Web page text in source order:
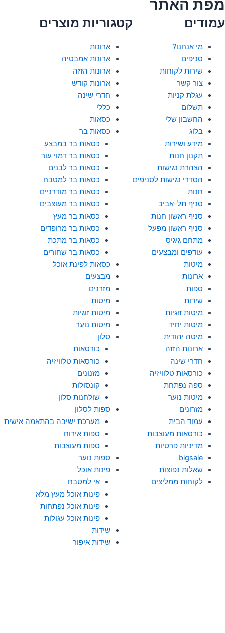
מפת האתר
עמודים
מי אנחנו?
סניפים
שירות לקוחות
צור קשר
עגלת קניות
תשלום
החשבון שלי
בלוג
מידע ושירות
תקנון חנות
הצהרת נגישות
הסדרי נגישות לסניפים
חנות
סניף תל-אביב
סניף ראשון חנות
סניף ראשון מפעל
מתחם גיגיס
עודפים ומבצעים
מיטות
ארונות
ספות
שידות
מיטות זוגיות
מיטות יחיד
מיטה יהודית
ארונות הזזה
חדרי שינה
כורסאות טלוויזיה
ספה נפתחת
מיטות נוער
מזרונים
עמוד הבית
כורסאות מעוצבות
מדיניות פרטיות
bigsale
שאלות נפוצות
לקוחות ממליצים
קטגוריות מוצרים
ארונות
ארונות אמבטיה
ארונות הזזה
ארונות קודש
חדרי שינה
כללי
כסאות
כסאות בר
כסאות בר במבצע
כסאות בר דמוי עור
כסאות בר לבנים
כסאות בר למטבח
כסאות בר מודרניים
כסאות בר מעוצבים
כסאות בר מעץ
כסאות בר מרופדים
כסאות בר מתכת
כסאות בר שחורים
כסאות לפינת אוכל
מבצעים
מזרנים
מיטות
מיטות זוגיות
מיטות נוער
סלון
כורסאות
כורסאות טלוויזיה
מזנונים
קונסולות
שולחנות סלון
ספות לסלון
מערכת ישיבה בהתאמה אישית
ספות אירוח
ספות מעוצבות
ספות נוער
פינות אוכל
אי למטבח
פינות אוכל מעץ מלא
פינות אוכל נפתחות
פינות אוכל עגולות
שידות
שידות איפור